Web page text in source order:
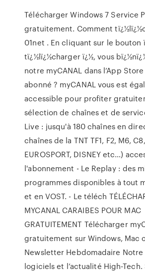
Télécharger Windows 7 Service
gratuitement. Comment
01net . En cliquant sur le bouton
tï¿½lï¿½charger ï¿½, vous
notre ‎myCANAL dans l’App
abonné ? myCANAL vous est
accessible pour profiter
sélection de chaînes et de
Live : jusqu'à 180 chaînes en
chaînes de la TNT TF1, F2, M6,
EUROSPORT, DISNEY etc…)
l'abonnement - Le Replay : des
programmes disponibles à tout
et en VOST. - Le téléch
MYCANAL CARAIBES POUR MAC
GRATUITEMENT Télécharger
gratuitement sur Windows, Mac
Newsletter Hebdomadaire
logiciels et l’actualité High-Tech.